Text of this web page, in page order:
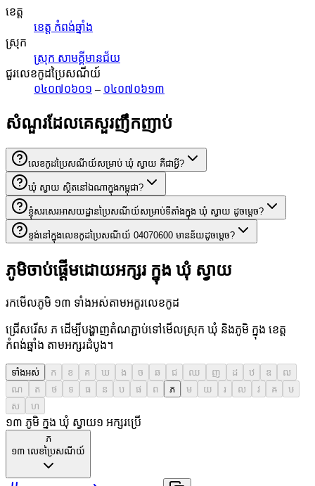
ខេត្ត
ខេត្ត កំពង់ឆ្នាំង
ស្រុក
ស្រុក សាមគ្គីមានជ័យ
ជួរលេខកូដប្រៃសណីយ៍
០៤០៧០៦០១ – ០៤០៧០៦១៣
សំណួរដែលគេសួរញឹកញាប់
លេខកូដប្រៃសណីយ៍សម្រាប់ ឃុំ ស្វាយ គឺជាអ្វី?
ឃុំ ស្វាយ ស្ថិតនៅឯណាក្នុងកម្ពុជា?
ខ្ញុំសរសេរអាសយដ្ឋានប្រៃសណីយ៍សម្រាប់ទីតាំងក្នុង ឃុំ ស្វាយ ដូចម្តេច?
ខ្ទង់នៅក្នុងលេខកូដប្រៃសណីយ៍ 04070600 មានន័យដូចម្តេច?
ភូមិចាប់ផ្តើមដោយអក្សរ ក្នុង ឃុំ ស្វាយ
រកមើលភូមិ ១៣ ទាំងអស់តាមអក្ខរលេខកូដ
ជ្រើសរើស ភ ដើម្បីបង្ហាញតំណភ្ជាប់ទៅមើលស្រុក ឃុំ និងភូមិ ក្នុង ខេត្ត
កំពង់ឆ្នាំង តាមអក្សរដំបូង។
ទាំងអស់ ក ខ គ ឃ ង ច ឆ ជ ឈ ញ ដ ឋ ឌ
ឍ
ណ
ត ថ ទ ធ ន ប ផ ព ភ ម យ រ ល វ ឝ
ឞ
ស
ហ
១៣ ភូមិ ក្នុង ឃុំ ស្វាយ១ អក្សរប្រើ
ភ
១៣ លេខប្រៃសណីយ៍